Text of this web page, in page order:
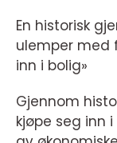
En historisk
ulemper med
inn i bolig»
Gjennom
kjøpe seg inn